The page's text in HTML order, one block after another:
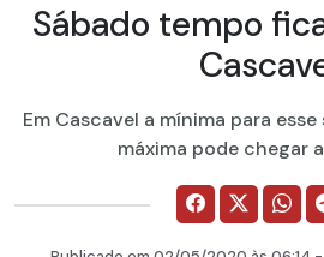
Sábado tempo
Em Cascavel a mínima para esse
máxima pode chegar